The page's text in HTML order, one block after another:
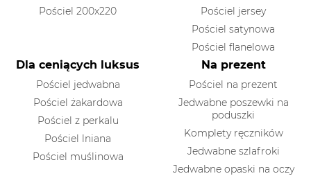
Pościel 200x220
Pościel jersey
Pościel satynowa
Pościel flanelowa
Dla ceniących luksus
Pościel jedwabna
Pościel żakardowa
Pościel z perkalu
Pościel lniana
Pościel muślinowa
Na prezent
Pościel na prezent
Jedwabne poszewki na
poduszki
Komplety ręczników
Jedwabne szlafroki
Jedwabne opaski na oczy